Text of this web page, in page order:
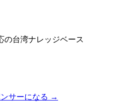
の台湾ナレッジベース
ンサーになる →